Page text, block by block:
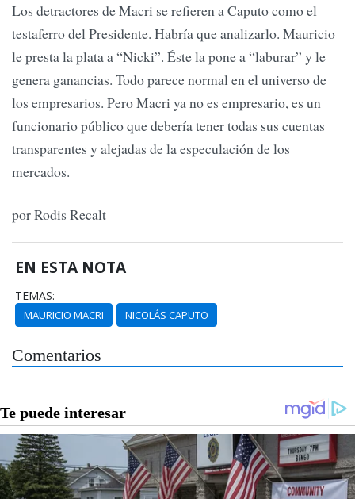
Los detractores de Macri se refieren a Caputo como el
testaferro del Presidente. Habría que analizarlo. Mauricio
le presta la plata a “Nicki”. Éste la pone a “laburar” y le
genera ganancias. Todo parece normal en el universo de
los empresarios. Pero Macri ya no es empresario, es un
funcionario público que debería tener todas sus cuentas
transparentes y alejadas de la especulación de los
mercados.
por Rodis Recalt
EN ESTA NOTA
TEMAS:
MAURICIO MACRI NICOLÁS CAPUTO
Comentarios